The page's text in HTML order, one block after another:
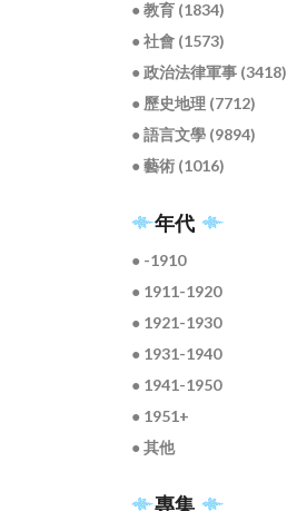
● 教育 (1834)
● 社會 (1573)
● 政治法律軍事 (3418)
● 歷史地理 (7712)
● 語言文學 (9894)
● 藝術 (1016)
年代
● -1910
● 1911-1920
● 1921-1930
● 1931-1940
● 1941-1950
● 1951+
● 其他
專集